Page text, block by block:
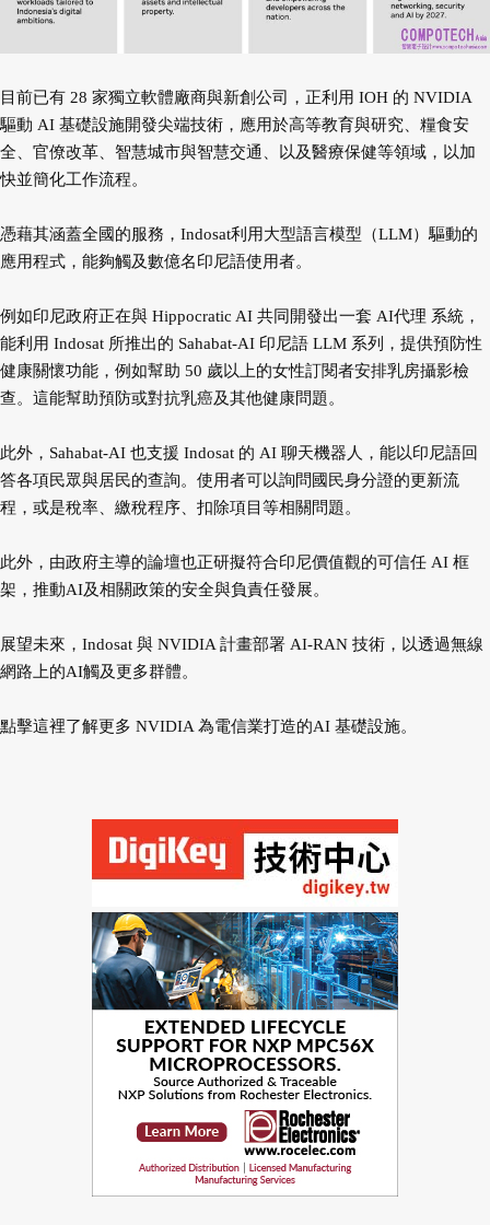
目前已有 28 家獨立軟體廠商與新創公司，正利用 IOH 的 NVIDIA
驅動 AI 基礎設施開發尖端技術，應用於高等教育與研究、糧食安
全、官僚改革、智慧城市與智慧交通、以及醫療保健等領域，以加
快並簡化工作流程。
憑藉其涵蓋全國的服務，Indosat利用大型語言模型（LLM）驅動的
應用程式，能夠觸及數億名印尼語使用者。
例如印尼政府正在與 Hippocratic AI 共同開發出一套 AI代理 系統，
能利用 Indosat 所推出的 Sahabat-AI 印尼語 LLM 系列，提供預防性
健康關懷功能，例如幫助 50 歲以上的女性訂閱者安排乳房攝影檢
查。這能幫助預防或對抗乳癌及其他健康問題。
此外，Sahabat-AI 也支援 Indosat 的 AI 聊天機器人，能以印尼語回
答各項民眾與居民的查詢。使用者可以詢問國民身分證的更新流
程，或是稅率、繳稅程序、扣除項目等相關問題。
此外，由政府主導的論壇也正研擬符合印尼價值觀的可信任 AI 框
架，推動AI及相關政策的安全與負責任發展。
展望未來，Indosat 與 NVIDIA 計畫部署 AI-RAN 技術，以透過無線
網路上的AI觸及更多群體。
點擊這裡了解更多 NVIDIA 為電信業打造的AI 基礎設施。